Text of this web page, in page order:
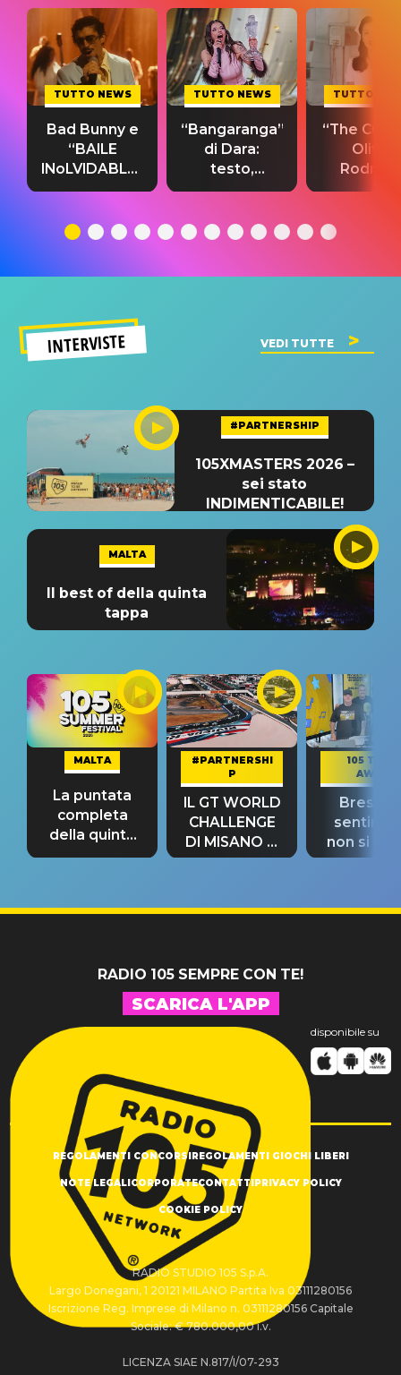
TUTTO NEWS
Bad Bunny e
“BAILE
INoLVIDABLE”:
testo,
significato
TUTTO NEWS
“Bangaranga”
di Dara:
testo,
traduzione e
del singolo
TUTTO
“The
Olivia
testo,
INTERVISTE VEDI TUTTE
#PARTNERSHIP
105XMASTERS 2026 –
sei stato
INDIMENTICABILE!
MALTA
Il best of della quinta
tappa
MALTA
La puntata
completa
della quinta
tappa
#PARTNERSHI
P
IL GT WORLD
CHALLENGE
DI MISANO si
riconferma
105 TAKE
AWAY
Bresh:
non si
fino alla
RADIO 105 SEMPRE CON TE!
SCARICA L'APP
disponibile su
REGOLAMENTI CONCORSI REGOLAMENTI GIOCHI LIBERI
NOTE LEGALI CORPORATECONTATTI PRIVACY POLICY
COOKIE POLICY
RADIO STUDIO 105 S.p.A.
Largo Donegani, 1 20121 MILANO Partita Iva 03111280156
Iscrizione Reg. Imprese di Milano n. 03111280156 Capitale
Sociale: € 780.000,00 i.v.
LICENZA SIAE N.817/I/07-293